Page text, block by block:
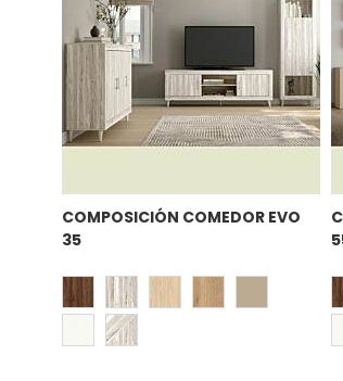
COMPOSICIÓN COMEDOR EVO
35